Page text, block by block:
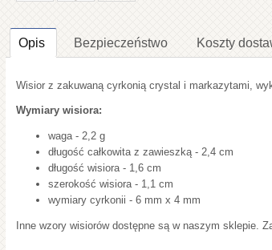
Opis Bezpieczeństwo Koszty
Wisior z zakuwaną cyrkonią crystal i markazytami,
Wymiary wisiora:
waga - 2,2 g
długość całkowita z zawieszką - 2,4 cm
długość wisiora - 1,6 cm
szerokość wisiora - 1,1 cm
wymiary cyrkonii - 6 mm x 4 mm
Inne wzory wisiorów dostępne są w naszym sklepie.